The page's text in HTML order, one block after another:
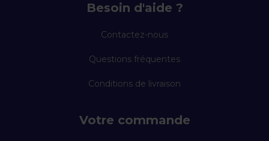
Besoin d'aide ?
Contactez-nous
Questions fréquentes
Conditions de livraison
Votre commande